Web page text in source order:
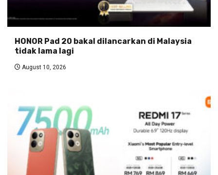
HONOR Pad 20 bakal dilancarkan di Malaysia
tidak lama lagi
August 10, 2026